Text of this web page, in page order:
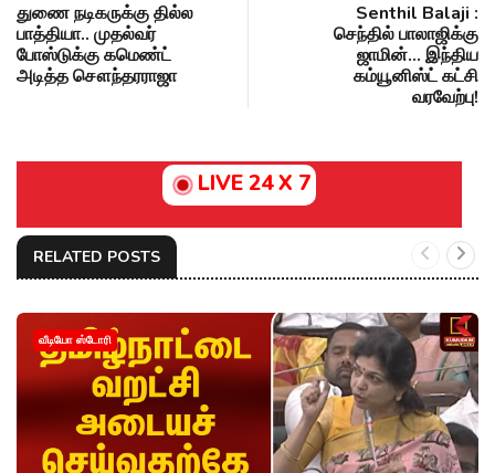
துணை நடிகருக்கு தில்ல
பாத்தியா.. முதல்வர்
போஸ்டுக்கு கமெண்ட்
அடித்த சௌந்தரராஜா
Senthil Balaji :
செந்தில் பாலாஜிக்கு
ஜாமின்... இந்திய
கம்யூனிஸ்ட் கட்சி
வரவேற்பு!
LIVE 24 X 7
RELATED POSTS
வீடியோ ஸ்டோரி